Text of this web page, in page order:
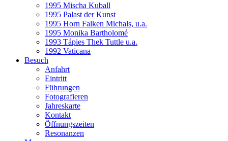
1995 Mischa Kuball
1995 Palast der Kunst
1995 Horn Falken Michals, u.a.
1995 Monika Bartholomé
1993 Tápies Thek Tuttle u.a.
1992 Vaticana
Besuch
Anfahrt
Eintritt
Führungen
Fotografieren
Jahreskarte
Kontakt
Öffnungszeiten
Resonanzen